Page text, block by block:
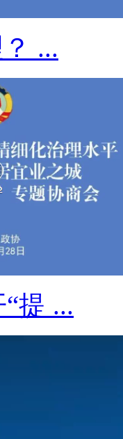
...
提 ...